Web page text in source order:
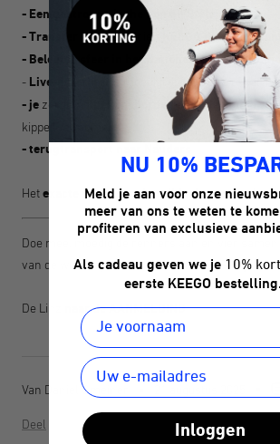
Van Daniel Gmeiner
Deel
- Een
gastronomische bon bij Stelvio
- Transfer
naardeofficiële
KEEGO Cheering Zone
- Beleef
desfeer in het Nationaal Park
- Live-ervaring: je moedigt je collega's of
- je zorgt met bellen, borden of luid gejuich
kippenvelmoment
-terugtransport naar Nauders
Hetexacte verloop en het tijdschema worden
Doe mee, moedig de renners aan en vier
van de wielersport – samen met KEEGO tijdens
De Linz naar de AANMELDING
NU 10%
Meld je aan voor onze
meer van ons te weten te
profiteren van exclusieve
Als cadeau geven we je 10%
eerste KEEGO bestelling.
Inloggen